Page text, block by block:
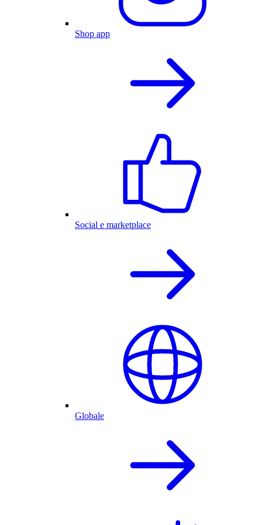
Shop app
Social e marketplace
Globale